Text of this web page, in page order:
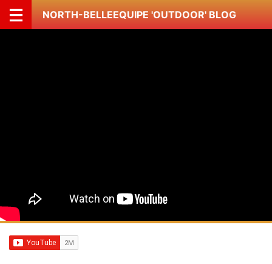
NORTH-BELLEEQUIPE 'OUTDOOR' BLOG